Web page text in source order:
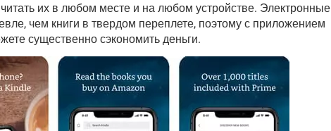
их в любом месте и на любом устройстве. Электронные
чем книги в твердом переплете, поэтому с приложением
существенно сэкономить деньги.